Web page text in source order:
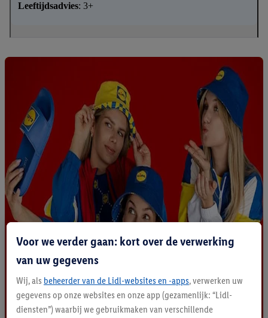
Leeftijdsadvies: 3+
Voor we verder gaan: kort over de verwerking
van uw gegevens
Wij, als beheerder van de Lidl-websites en -apps, verwerken uw
gegevens op onze websites en onze app (gezamenlijk: “Lidl-
diensten”) waarbij we gebruikmaken van verschillende